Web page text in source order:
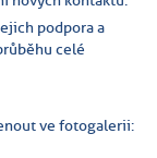
podpora a
celé
ve fotogalerii: